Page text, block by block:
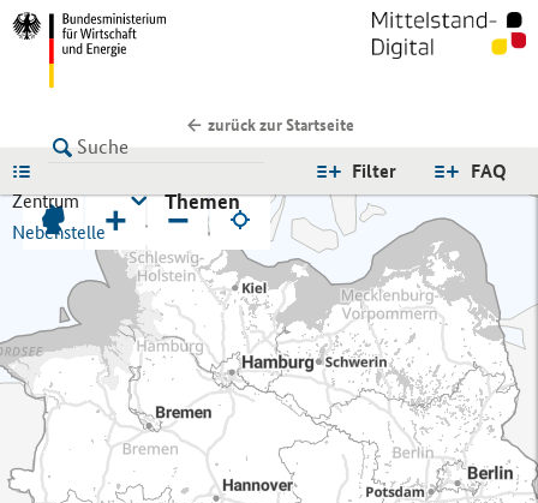
zurück zur Startseite
FAQ
Filter
Zentrum
Nebenstelle
Themen
+ −